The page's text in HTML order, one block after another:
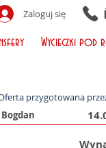
Zaloguj się
Wycieczki pod
przygotowana